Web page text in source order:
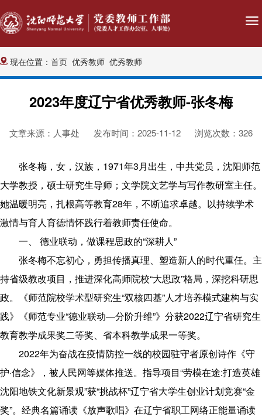
现在位置： 首页 优秀教师 优秀教师
2023年度辽宁省优秀教师-张冬梅
文章来源：人事处 发布时间：2025-11-12 浏览次数： 326
张冬梅，女，汉族，1971年3月出生，中共党员，沈阳师范
大学教授，硕士研究生导师；文学院文艺学与写作教研室主任。
她温暖明亮，扎根高等教育28年，不断追求卓越。以持续学术
激情与育人育德情怀践行着教师责任使命。
一、 德业联动，做课程思政的“深耕人”
张冬梅不忘初心，勇担传播真理、塑造新人的时代重任。主
持省级教改项目，推进深化高师院校“大思政”格局，深挖科研思
政。《师范院校学术型研究生“双核四基”人才培养模式建构与实
践》《师范专业“德业联动—分阶升维”》分获2022辽宁省研究生
教育教学成果奖二等奖、省本科教学成果一等奖。
2022年为奋战在疫情防控一线的校园驻守者原创诗作《守
护·信念》，被人民网等媒体推送。指导项目“劳模在途:打造英雄
沈阳地铁文化新景观”获“挑战杯”辽宁省大学生创业计划竞赛“金
奖”。经典名篇诵读《放声歌唱》在辽宁省职工网络正能量诵读